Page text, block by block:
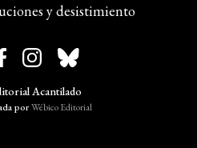
y desistimiento
Acantilado
porWébico Editorial